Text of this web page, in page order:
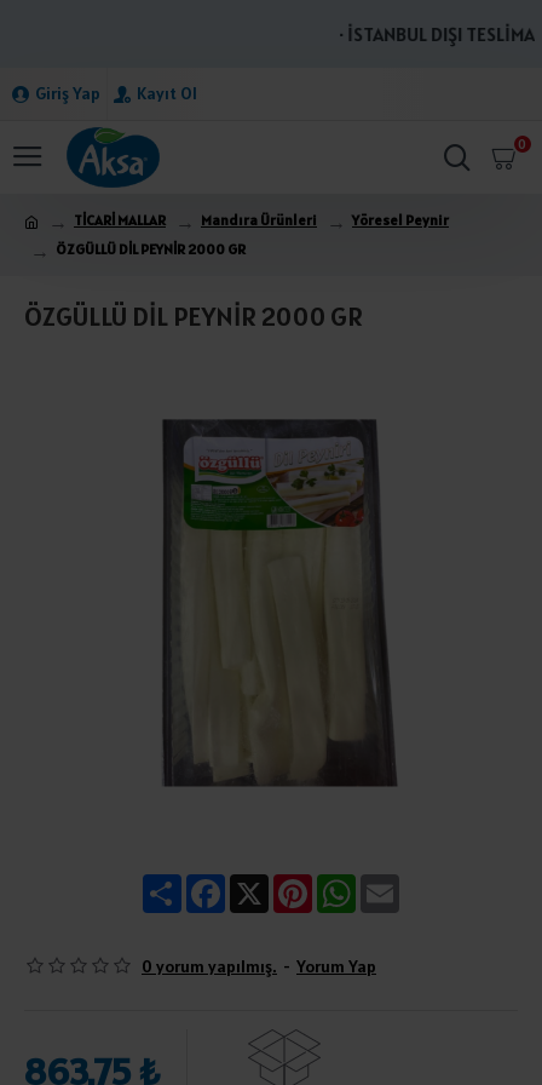
· İSTANBUL DIŞI
Giriş Yap Kayıt Ol
0
TİCARİ MALLAR Mandıra Ürünleri
Yöresel Peynir
ÖZGÜLLÜ DİL PEYNİR 2000 GR
ÖZGÜLLÜ DİL PEYNİR 2000 GR
ShareFacebook
X PinterestWhatsApp
0 yorum yapılmış. - Yorum Yap
863,75 ₺